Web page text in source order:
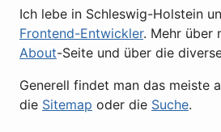
Ich lebe in Schleswig-Holstein
Frontend-Entwickler. Mehr über
About-Seite und über die
Generell findet man das meiste
die Sitemap oder die Suche.